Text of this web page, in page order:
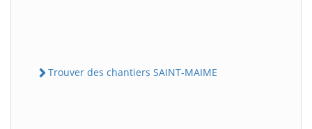
Trouver des chantiers SAINT-MAIME